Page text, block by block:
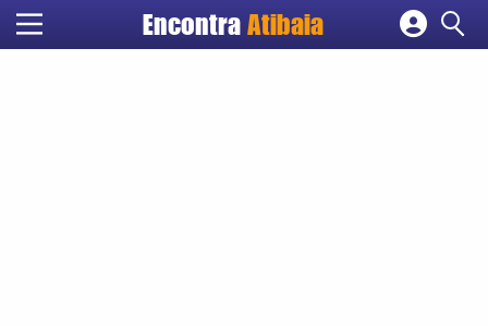
Encontra Atibaia